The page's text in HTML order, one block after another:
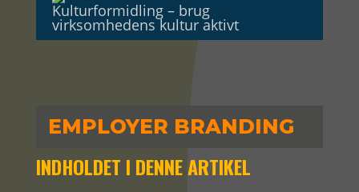
Kulturformidling – brug
virksomhedens kultur aktivt
EMPLOYER BRANDING
INDHOLDET I DENNE ARTIKEL